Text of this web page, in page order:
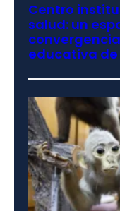
Centro
salud: un
educativa